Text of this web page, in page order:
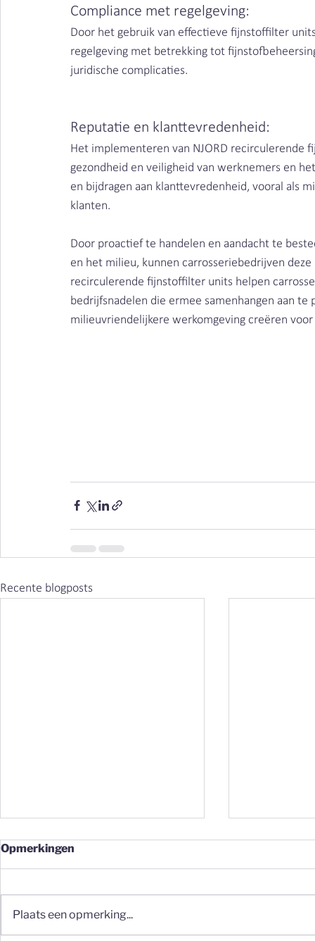
Compliance met regelgeving:
Door het gebruik van effectieve fijnstoffilter
regelgeving met betrekking tot
juridische complicaties.
Reputatie en klanttevredenheid:
Het implementeren van NJORD
gezondheid en veiligheid van werknemers en
en bijdragen aan klanttevredenheid, vooral als
klanten.
Door proactief te handelen en aandacht te
en het milieu, kunnen carrosseriebedrijven
recirculerende fijnstoffilter units helpen
bedrijfsnadelen die ermee samenhangen aan
milieuvriendelijkere werkomgeving creëren
Recente blogposts
Opmerkingen
Plaats een opmerking...